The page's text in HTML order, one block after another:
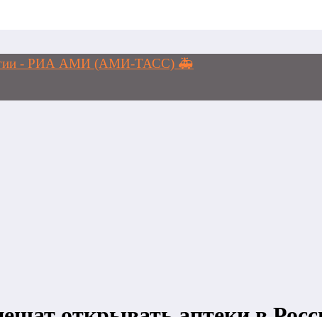
- РИА АМИ (АМИ-ТАСС) 🚑